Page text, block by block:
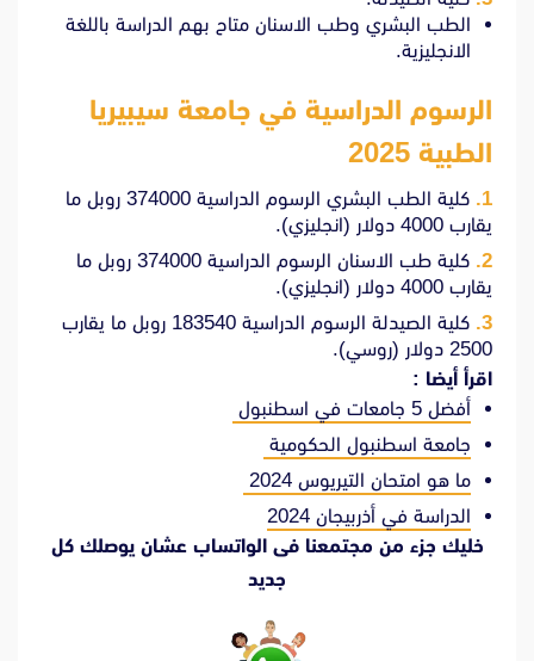
الطب البشري وطب الاسنان متاح بهم الدراسة باللغة
الانجليزية.
الرسوم الدراسية في جامعة سيبيريا
الطبية 2025
كلية الطب البشري الرسوم الدراسية 374000 روبل ما
يقارب 4000 دولار (انجليزي).
كلية طب الاسنان الرسوم الدراسية 374000 روبل ما
يقارب 4000 دولار (انجليزي).
كلية الصيدلة الرسوم الدراسية 183540 روبل ما يقارب
2500 دولار (روسي).
اقرأ أيضا :
أفضل 5 جامعات في اسطنبول
جامعة اسطنبول الحكومية
ما هو امتحان التيريوس 2024
الدراسة في أذربيجان 2024
خليك جزء من مجتمعنا فى الواتساب عشان يوصلك كل
جديد